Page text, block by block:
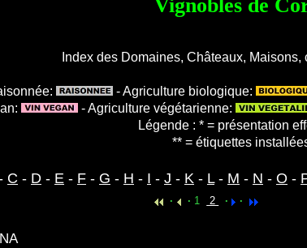
Vignobles de
Index des Domaines, Châteaux,
- Agriculture biologique:
- Agriculture végétarienne:
Légende : * = présentation
** = étiquettes
C - D - E - F - G - H - I - J - K - L- M - N - O -
· · 1 2 · ·